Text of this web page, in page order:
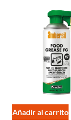
Añadir al carrito